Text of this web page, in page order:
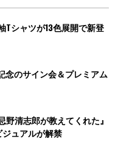
Tシャツが13色展開で新登
念のサイン会＆プレミアム
清志郎が教えてくれた』
ュアルが解禁